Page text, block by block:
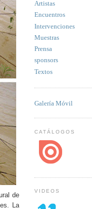
de
La
Artistas
Encuentros
Intervenciones
Muestras
Prensa
sponsors
Textos
Galería Móvil
CATÁLOGOS
VIDEOS